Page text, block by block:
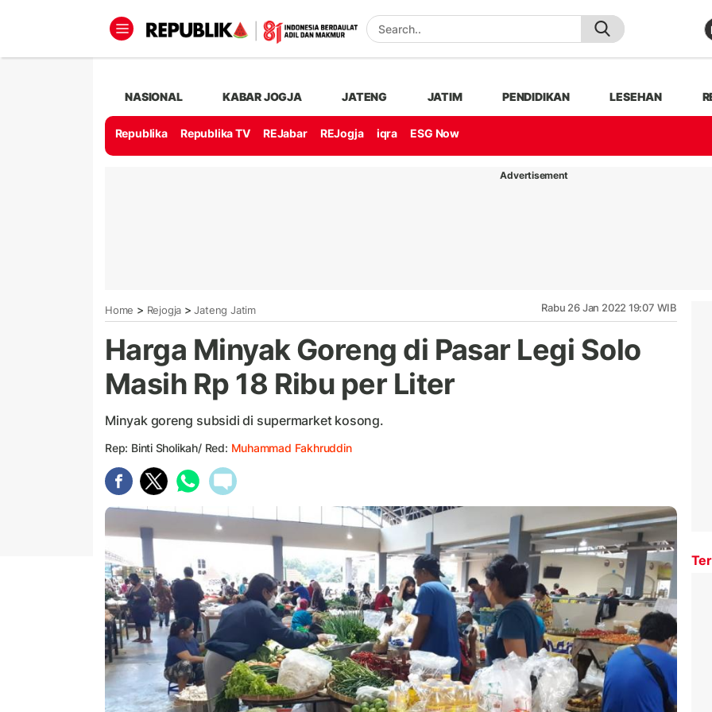
NASIONAL KABAR JOGJA JATENG JATIM PENDIDIKAN LESEHAN
Republika Republika TV REJabar REJogja iqra ESG Now
Advertisement
Home > Rejogja > Jateng Jatim Rabu 26 Jan 2022 19:07 WIB
Harga Minyak Goreng di Pasar Legi Solo
Masih Rp 18 Ribu per Liter
Minyak goreng subsidi di supermarket kosong.
Rep: Binti Sholikah/ Red: Muhammad Fakhruddin